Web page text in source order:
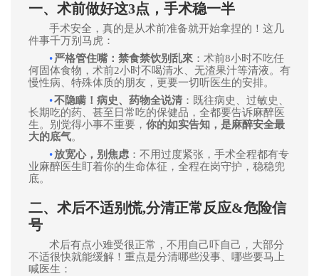
一、术前做好这3点，手术稳一半
手术安全，真的是从术前准备就开始拿捏的！这几
件事千万别马虎：
•严格管住嘴：禁食禁饮别乱來 ：术前8小时不吃任
何固体食物，术前2小时不喝清水、无渣果汁等清液。有
慢性病、特殊体质的朋友， 更要一切听医生的安排。
•不隐瞒！病史、药物全说清 ：既往病史、过敏史、
长期吃的药、甚至日常吃的保健品，全都要告诉麻醉医
生。别觉得小事不重要， 你的如实告知，是麻醉安全最
大的底气。
•放宽心，别焦虑 ：不用过度紧张，手术全程都有专
业麻醉医生盯着你的生命体征，全程在岗守护，稳稳兜
底。
二、术后不适别慌,分清正常反应&危险信
号
术后有点小难受很正常，不用自己吓自己，大部分
不适很快就能缓解！重点是分清哪些没事、哪些要马上
喊医生：